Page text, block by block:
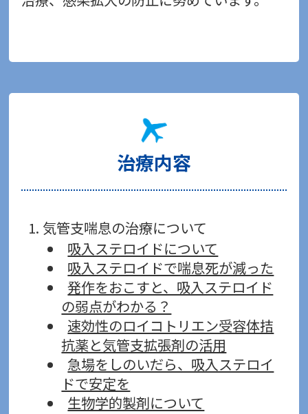
治療内容
気管支喘息の治療について
吸入ステロイドについて
吸入ステロイドで喘息死が減った
発作をおこすと、吸入ステロイド
の弱点がわかる？
速効性のロイコトリエン受容体拮
抗薬と気管支拡張剤の活用
急場をしのいだら、吸入ステロイ
ドで安定を
生物学的製剤について